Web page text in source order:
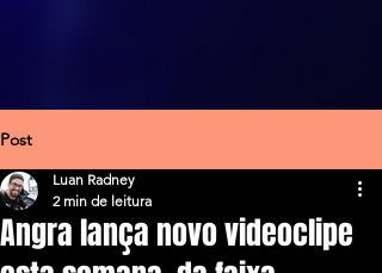
Post
Angra lança novo videoclipe
Luan Radney
2 min de leitura